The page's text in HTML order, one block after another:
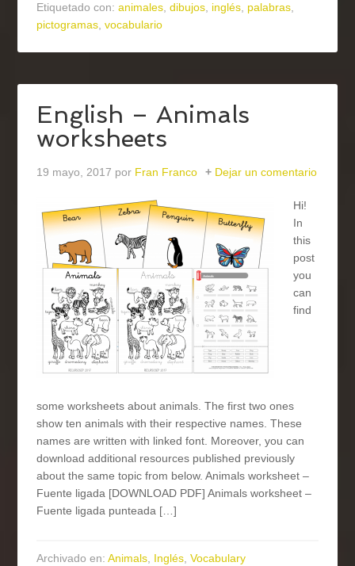
Etiquetado con:animales,dibujos, inglés, palabras,
pictogramas,vocabulario
English – Animals
worksheets
19 mayo, 2017 por Fran Franco Dejar un comentario
Hi!
In
this
post
you
can
find
some worksheets about animals. The first two ones
show ten animals with their respective names. These
names are written with linked font. Moreover, you can
download additional resources published previously
about the same topic from below. Animals worksheet –
Fuente ligada [DOWNLOAD PDF] Animals worksheet –
Fuente ligada punteada […]
Archivado en:Animals, Inglés,Vocabulary